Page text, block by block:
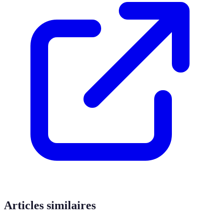
Articles similaires